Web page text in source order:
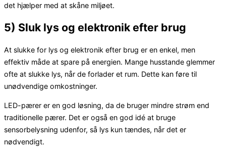
det hjælper med at skåne miljøet.
5) Sluk lys og elektronik efter brug
At slukke for lys og elektronik efter brug er en enkel, men
effektiv måde at spare på energien. Mange husstande glemmer
ofte at slukke lys, når de forlader et rum. Dette kan føre til
unødvendige omkostninger.
LED-pærer er en god løsning, da de bruger mindre strøm end
traditionelle pærer. Det er også en god idé at bruge
sensorbelysning udenfor, så lys kun tændes, når det er
nødvendigt.